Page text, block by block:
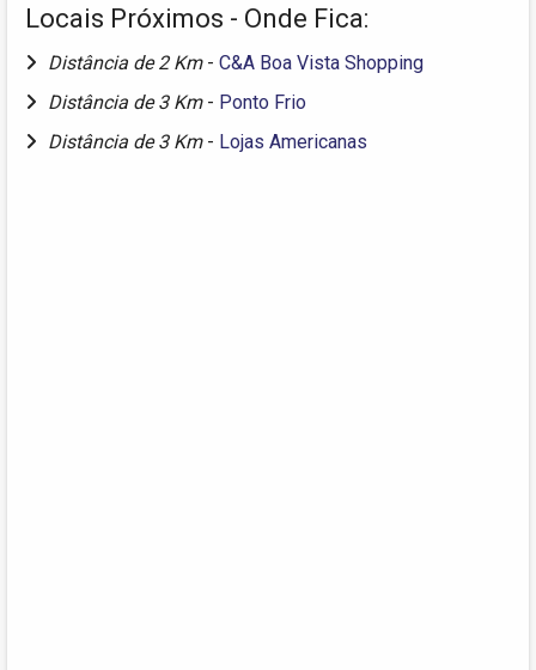
Locais Próximos - Onde Fica:
Distância de 2 Km - C&A Boa Vista Shopping
Distância de 3 Km - Ponto Frio
Distância de 3 Km - Lojas Americanas